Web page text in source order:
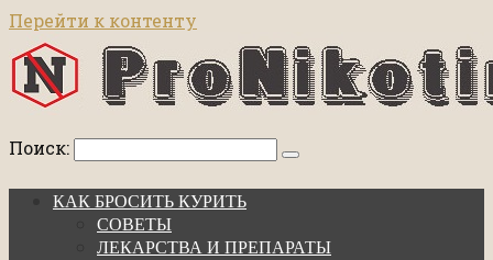
Перейти к контенту
Поиск:
КАК БРОСИТЬ КУРИТЬ
СОВЕТЫ
ЛЕКАРСТВА И ПРЕПАРАТЫ